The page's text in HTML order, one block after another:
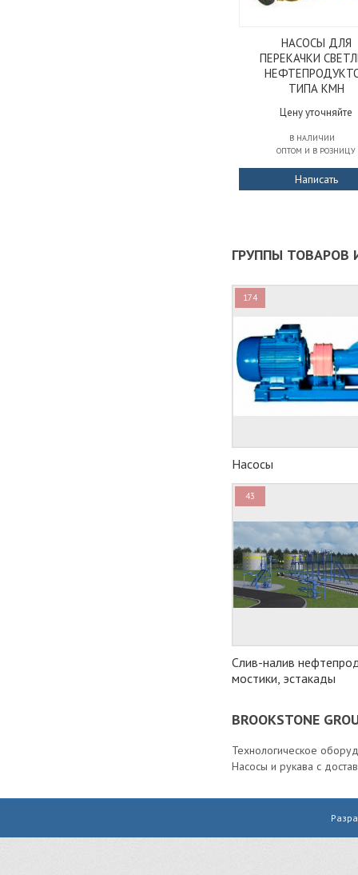
НАСОСЫ ДЛЯ
ПЕРЕКАЧКИ
ТИПА КМН
Цену уточняйте
В НАЛИЧИИ
ОПТОМ И В РОЗНИЦУ
Написать
ГРУППЫ ТОВАРОВ
174
Насосы
43
Слив-налив
мостики, эстакады
BROOKSTONE
Технологическое
Насосы и рукава с